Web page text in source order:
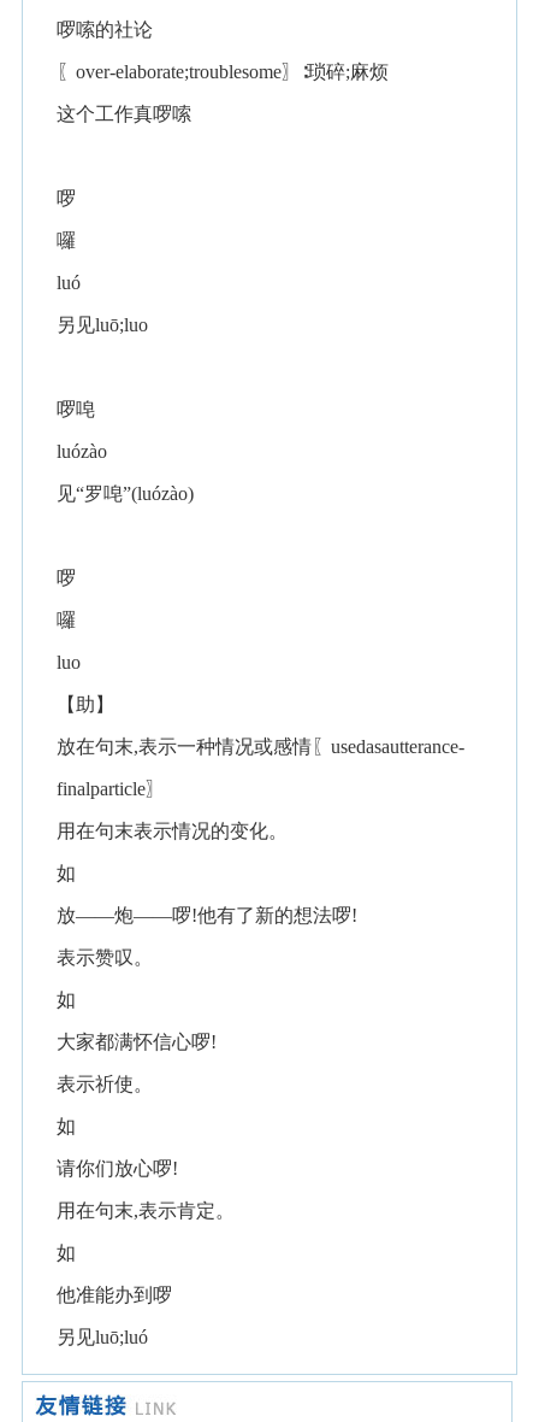
啰嗦的社论
〖over-elaborate;troublesome〗∶琐碎;麻烦
这个工作真啰嗦
啰
囉
luó
另见luō;luo
啰唣
luózào
见“罗唣”(luózào)
啰
囉
luo
【助】
放在句末,表示一种情况或感情〖usedasautterance-
finalparticle〗
用在句末表示情况的变化。
如
放——炮——啰!他有了新的想法啰!
表示赞叹。
如
大家都满怀信心啰!
表示祈使。
如
请你们放心啰!
用在句末,表示肯定。
如
他准能办到啰
另见luō;luó